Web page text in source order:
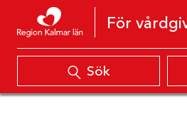
Hoppa till innehåll
För
Sök